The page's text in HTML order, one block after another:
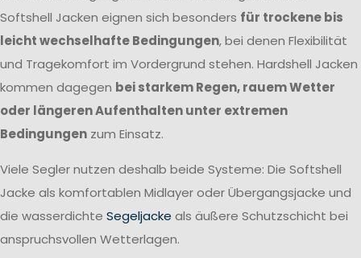
Softshell Jacken eignen sich besonders für trockene bis
leicht wechselhafte Bedingungen, bei denen Flexibilität
und Tragekomfort im Vordergrund stehen. Hardshell Jacken
kommen dagegen bei starkem Regen, rauem Wetter
oder längeren Aufenthalten unter extremen
Bedingungen zum Einsatz.
Viele Segler nutzen deshalb beide Systeme: Die Softshell
Jacke als komfortablen Midlayer oder Übergangsjacke und
die wasserdichte Segeljacke als äußere Schutzschicht bei
anspruchsvollen Wetterlagen.